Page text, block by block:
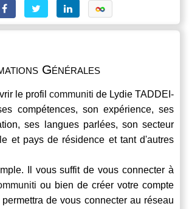
Générales
le profil communiti de Lydie TADDEI-
compétences, son expérience, ses
ses langues parlées, son secteur
et pays de résidence et tant d'autres
Il vous suffit de vous connecter à
ou bien de créer votre compte
de vous connecter au réseau